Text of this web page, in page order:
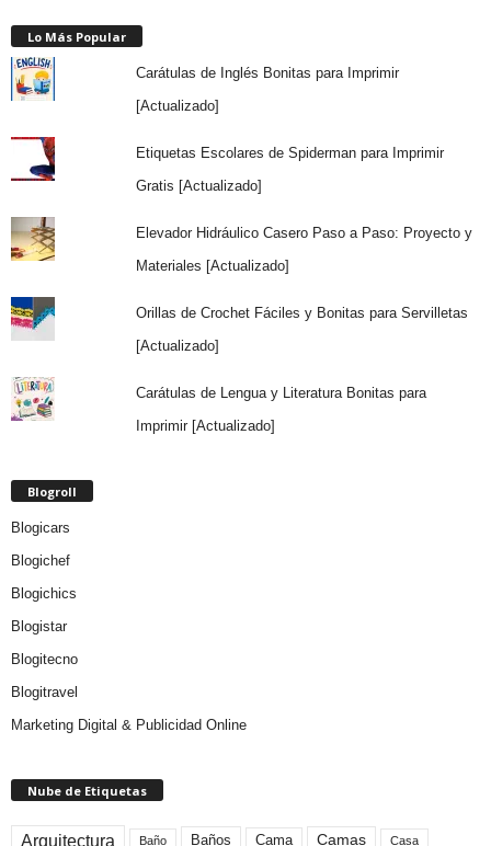
Lo Más Popular
Carátulas de Inglés Bonitas para Imprimir
[Actualizado]
Etiquetas Escolares de Spiderman para Imprimir
Gratis [Actualizado]
Elevador Hidráulico Casero Paso a Paso: Proyecto y
Materiales [Actualizado]
Orillas de Crochet Fáciles y Bonitas para Servilletas
[Actualizado]
Carátulas de Lengua y Literatura Bonitas para
Imprimir [Actualizado]
Blogroll
Blogicars
Blogichef
Blogichics
Blogistar
Blogitecno
Blogitravel
Marketing Digital & Publicidad Online
Nube de Etiquetas
Arquitectura Baño Baños Cama Camas Casa